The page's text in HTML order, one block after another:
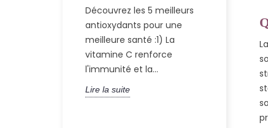
Découvrez les 5 meilleurs
antioxydants pour une
meilleure santé :1) La
vitamine C renforce
l'immunité et la...
Lire la suite
bienfaits
carbone
unique
atomes
Lire la suite